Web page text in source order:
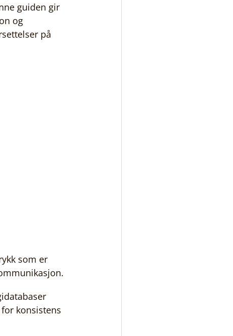
guiden gir
og
på
som er
konsistens